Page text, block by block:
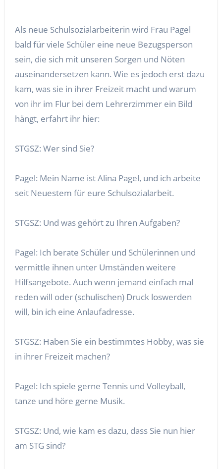
Als neue Schulsozialarbeiterin wird Frau Pagel
bald für viele Schüler eine neue Bezugsperson
sein, die sich mit unseren Sorgen und Nöten
auseinandersetzen kann. Wie es jedoch erst dazu
kam, was sie in ihrer Freizeit macht und warum
von ihr im Flur bei dem Lehrerzimmer ein Bild
hängt, erfahrt ihr hier:
STGSZ: Wer sind Sie?
Pagel: Mein Name ist Alina Pagel, und ich arbeite
seit Neuestem für eure Schulsozialarbeit.
STGSZ: Und was gehört zu Ihren Aufgaben?
Pagel: Ich berate Schüler und Schülerinnen und
vermittle ihnen unter Umständen weitere
Hilfsangebote. Auch wenn jemand einfach mal
reden will oder (schulischen) Druck loswerden
will, bin ich eine Anlaufadresse.
STGSZ: Haben Sie ein bestimmtes Hobby, was sie
in ihrer Freizeit machen?
Pagel: Ich spiele gerne Tennis und Volleyball,
tanze und höre gerne Musik.
STGSZ: Und, wie kam es dazu, dass Sie nun hier
am STG sind?